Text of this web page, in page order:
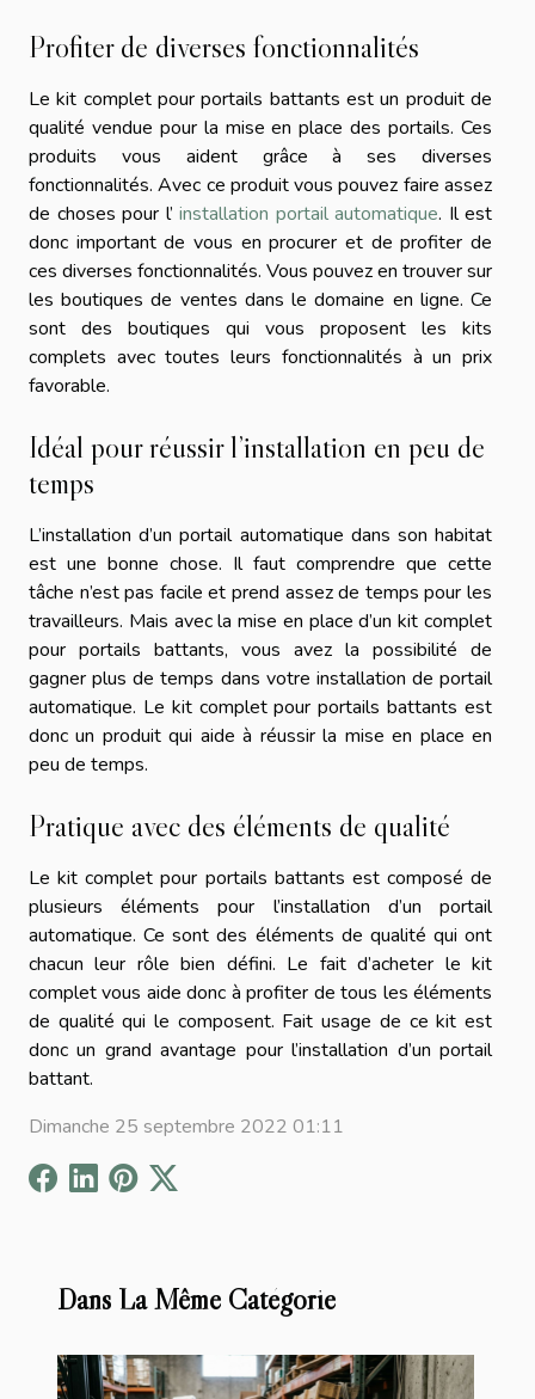
Profiter de diverses fonctionnalités
Le kit complet pour portails battants est un produit de
qualité vendue pour la mise en place des portails. Ces
produits vous aident grâce à ses diverses
fonctionnalités. Avec ce produit vous pouvez faire assez
de choses pour l’ installation portail automatique. Il est
donc important de vous en procurer et de profiter de
ces diverses fonctionnalités. Vous pouvez en trouver sur
les boutiques de ventes dans le domaine en ligne. Ce
sont des boutiques qui vous proposent les kits
complets avec toutes leurs fonctionnalités à un prix
favorable.
Idéal pour réussir l’installation en peu de
temps
L’installation d’un portail automatique dans son habitat
est une bonne chose. Il faut comprendre que cette
tâche n’est pas facile et prend assez de temps pour les
travailleurs. Mais avec la mise en place d’un kit complet
pour portails battants, vous avez la possibilité de
gagner plus de temps dans votre installation de portail
automatique. Le kit complet pour portails battants est
donc un produit qui aide à réussir la mise en place en
peu de temps.
Pratique avec des éléments de qualité
Le kit complet pour portails battants est composé de
plusieurs éléments pour l’installation d’un portail
automatique. Ce sont des éléments de qualité qui ont
chacun leur rôle bien défini. Le fait d’acheter le kit
complet vous aide donc à profiter de tous les éléments
de qualité qui le composent. Fait usage de ce kit est
donc un grand avantage pour l’installation d’un portail
battant.
Dimanche 25 septembre 2022 01:11
Dans La Même Catégorie